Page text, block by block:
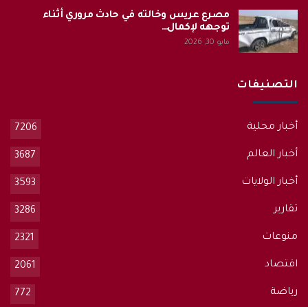
مصرع عريس وخالته في حادث مروري أثناء
توجهه لإكمال…
مايو 30, 2026
التصنيفات
أخبار محلية 7206
أخبار العالم 3687
أخبار الولايات 3593
تقارير 3286
منوعات 2321
اقتصاد 2061
رياضة 772